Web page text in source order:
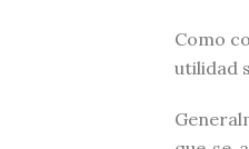
Como
utilidad